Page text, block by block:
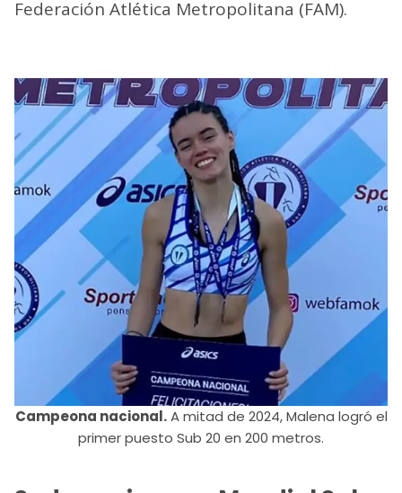
Federación Atlética Metropolitana (FAM).
Campeona nacional.A mitad de 2024, Malena logró el
primer puesto Sub 20 en 200 metros.